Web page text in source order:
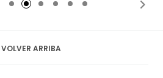
VOLVER ARRIBA